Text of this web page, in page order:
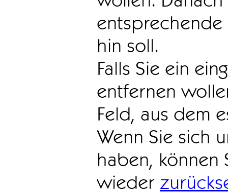
hin soll.
Falls Sie ein
entfernen
Feld, aus dem
Wenn Sie sich
haben, können
wieder